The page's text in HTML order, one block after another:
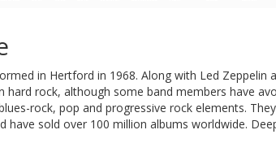
in Hertford in 1968. Along with Led
rock, although some band members have
rock, pop and progressive rock elements.
have sold over 100 million albums worldwide.